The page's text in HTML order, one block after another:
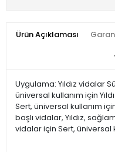
Ürün Açıklaması
Uygulama: Yıldız vidalar
üniversal kullanım için
Sert, üniversal kullanım
başlı vidalar, Yıldız,
vidalar için Sert, üniversal